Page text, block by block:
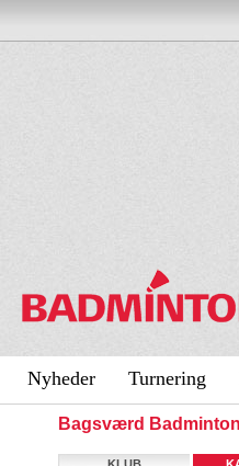
Nyheder Turnering
Bagsværd